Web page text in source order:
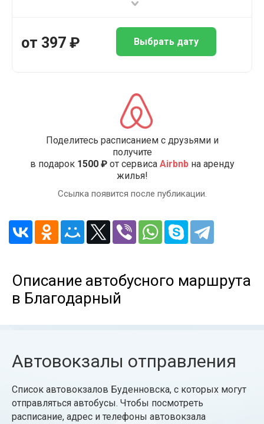
от 397 ₽ Выбрать дату
Поделитесь расписанием с друзьями и
получите
в подарок 1500 ₽от сервиса Airbnbна аренду
жилья!
Ссылка появится после публикации.
Описание автобусного маршрута
в Благодарный
Автовокзалы отправления
Список автовокзалов Буденновска, с которых могут
отправляться автобусы. Чтобы посмотреть
расписание, адрес и телефоны автовокзала